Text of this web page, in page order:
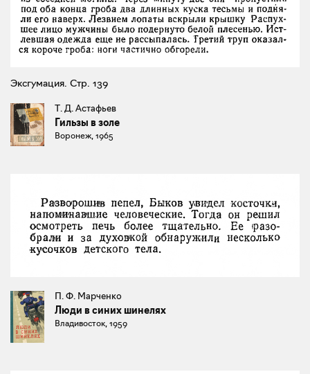
Эксгумация. Стр. 139
Т. Д. Астафьев
Гильзы в золе
Воронеж, 1965
П. Ф. Марченко
Люди в синих шинелях
Владивосток, 1959